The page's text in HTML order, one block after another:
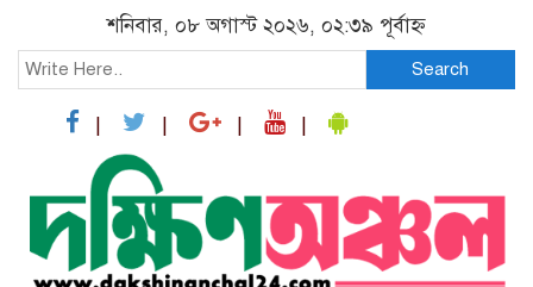
শনিবার, ০৮ অগাস্ট ২০২৬, ০২:৩৯ পূর্বাহ্ন
Search